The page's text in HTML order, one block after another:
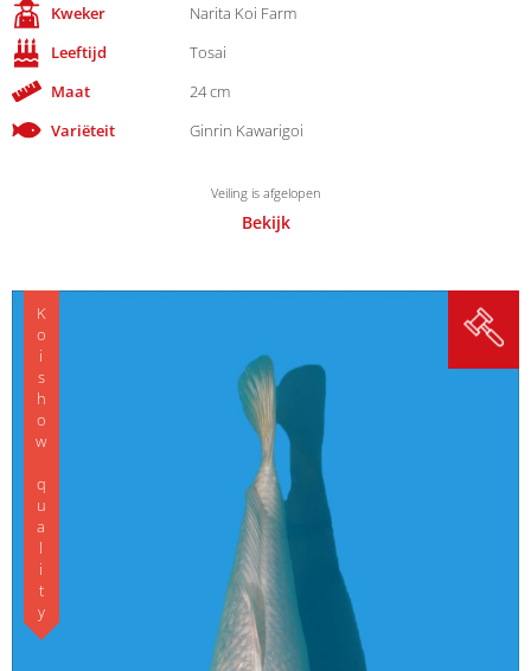
Kweker
Narita Koi Farm
Leeftijd
Tosai
Maat
24 cm
Variëteit
Ginrin Kawarigoi
Veiling is afgelopen
Bekijk
Koishow quality